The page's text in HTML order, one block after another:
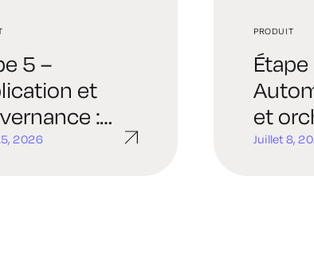
5 –
et
:
2026
PRODUIT
et
la
Juillet 8,